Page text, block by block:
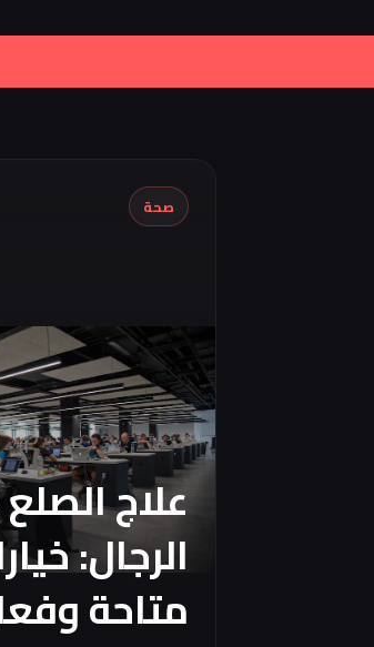
Iran Proposes Oman to
صحة
علاج
الرجال:
متاحة